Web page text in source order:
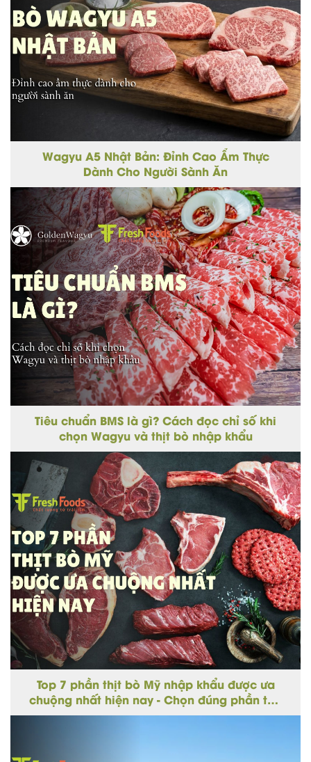
Wagyu A5 Nhật Bản: Đỉnh Cao Ẩm Thực
Dành Cho Người Sành Ăn
Tiêu chuẩn BMS là gì? Cách đọc chỉ số khi
chọn Wagyu và thịt bò nhập khẩu
Top 7 phần thịt bò Mỹ nhập khẩu được ưa
chuộng nhất hiện nay - Chọn đúng phần thịt
cho từng món ngon